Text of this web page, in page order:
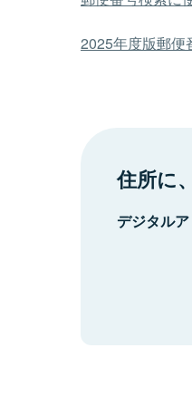
2025年度版郵便
住所に
デジタル